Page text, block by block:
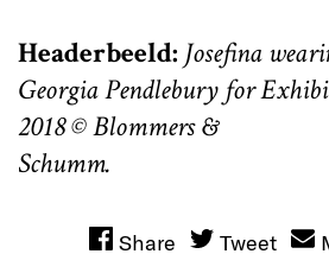
Headerbeeld: Josefina
Georgia Pendlebury for
2018 © Blommers &
Schumm.
Share Tweet